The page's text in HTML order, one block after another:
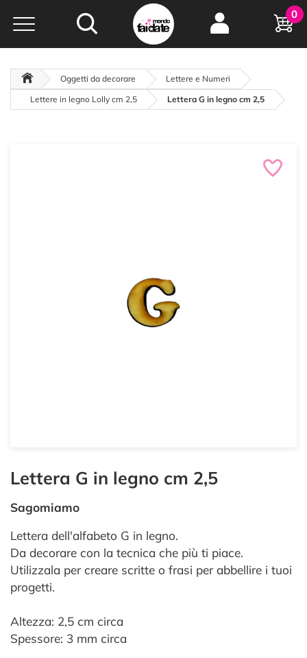
Hobby e
creatività...
oltre 15 anni online
0
Oggetti da decorare
Lettere e Numeri
Lettere in legno Lolly cm 2,5
Lettera G in legno cm 2,5
Lettera G in legno cm 2,5
Sagomiamo
Lettera dell'alfabeto G in legno.
Da decorare con la tecnica che più ti piace.
Utilizzala per creare scritte o frasi per abbellire i tuoi
progetti.
Altezza: 2,5 cm circa
Spessore: 3 mm circa